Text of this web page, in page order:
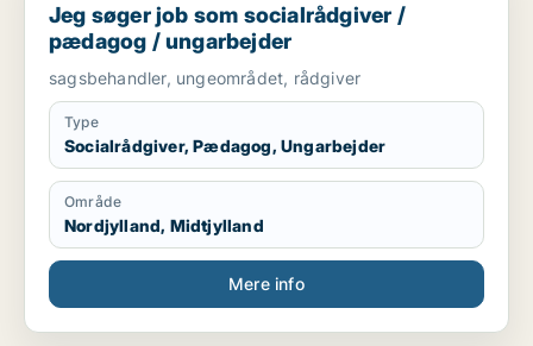
Jeg søger job som socialrådgiver /
pædagog / ungarbejder
sagsbehandler, ungeområdet, rådgiver
Type
Socialrådgiver, Pædagog, Ungarbejder
Område
Nordjylland, Midtjylland
Mere info